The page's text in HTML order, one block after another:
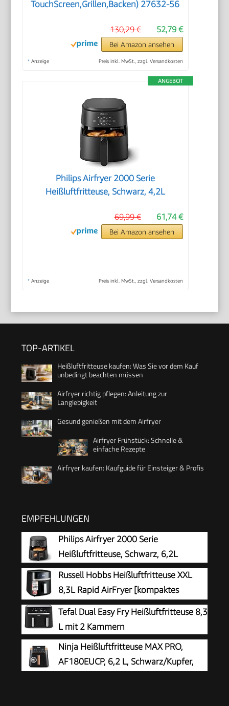
TouchScreen,Grillen,Backen) 27632-56
52,79 €
130,29 €
Bei Amazon ansehen
* Anzeige Preis inkl. MwSt., zzgl. Versandkosten
ANGEBOT
Philips Airfryer 2000 Serie
Heißluftfritteuse, Schwarz, 4,2L
61,74 €
69,99 €
Bei Amazon ansehen
* Anzeige Preis inkl. MwSt., zzgl. Versandkosten
TOP-ARTIKEL
Heißluftfritteuse kaufen: Was Sie vor dem Kauf
unbedingt beachten müssen
Airfryer richtig pflegen: Anleitung zur
Langlebigkeit
Gesund genießen mit dem Airfryer
Airfryer Frühstück: Schnelle &
einfache Rezepte
Airfryer kaufen: Kaufguide für Einsteiger & Profis
EMPFEHLUNGEN
Philips Airfryer 2000 Serie
Heißluftfritteuse, Schwarz, 6,2L
Russell Hobbs Heißluftfritteuse XXL
8,3L Rapid AirFryer [kompaktes
Gehäuse, sehr leise, Pizza Ø 26cm]
SatisFry (9 Programme, spülmaschinenfest,
Fritteuse ohne Öl, TouchScreen,Grillen,Backen)
27632-56
Tefal Dual Easy Fry Heißluftfritteuse 8,3
L mit 2 Kammern
Ninja Heißluftfritteuse MAX PRO,
AF180EUCP, 6,2 L, Schwarz/Kupfer,